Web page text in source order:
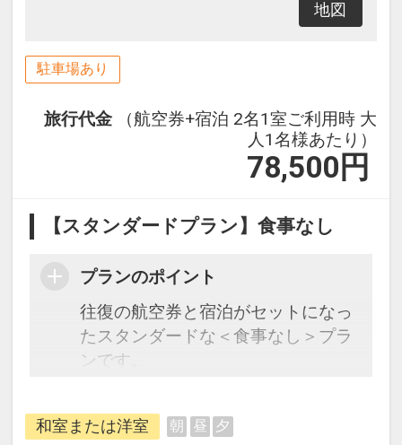
地図
駐車場あり
旅行代金
（航空券+宿泊 2名1室ご利用時 大
人1名様あたり）
78,500 円
【スタンダードプラン】食事なし
プランのポイント
往復の航空券と宿泊がセットになっ
たスタンダードな＜食事なし＞プラ
ンです。
フライトと宿泊を自由に組み合わせ
できるダイナミックパッケージだか
和室または洋室 朝 昼 夕